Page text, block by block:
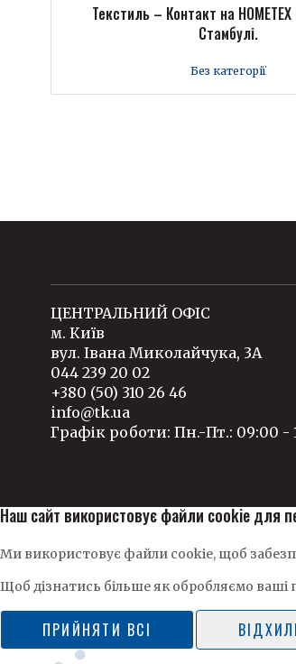
Текстиль – Контакт на
Стамбулі.
Без категорії
ЦЕНТРАЛЬНИЙ ОФІС
м. Київ
вул. Івана Миколайчука, 3А
044 239 20 02
+380 (50) 310 26 46
info@tk.ua
Графік роботи: Пн.-Пт.: 09:00 -
Наш сайт використовує файли cookie для
Ми використовує файли cookie, щоб
Щоб дізнатись більше як обробляємо ваші
ПРИЙНЯТИ ВСІ